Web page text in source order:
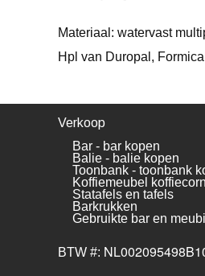
Materiaal: watervast
Hpl van Duropal,
Verkoop
Bar - bar kopen
Balie - balie kopen
Toonbank - toonbank
Koffiemeubel
Statafels en tafels
Barkrukken
Gebruikte bar en
BTW #: